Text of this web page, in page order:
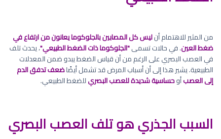
من المثير للاهتمام أنليس كل المصابين بالجلوكوما يعانون من ارتفاع في
ضغط العين. في حالات تسمى"الجلوكوما ذات الضغط الطبيعي"، يحدث تلف
في العصب البصري على الرغم من أن قياس الضغط يبدو ضمن المعدلات
الطبيعية. يشير هذا إلى أن أسباب المرض قد تشمل أيضًاضعف تدفق الدم
إلى العصبأوحساسية شديدة للعصب البصريللضغط الطبيعي.
السبب الجذري هو تلف العصب البصري